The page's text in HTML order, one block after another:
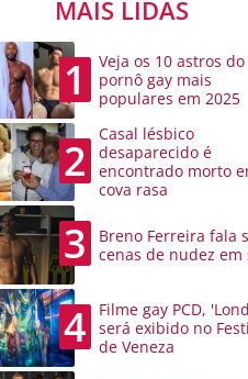
MAIS LIDAS
1
Veja os 10 astros do
pornô gay mais
populares em 2025
2
Casal lésbico
desaparecido é
encontrado morto
cova rasa
3
Breno Ferreira fala
cenas de nudez em
4
Filme gay PCD,
será exibido no
de Veneza